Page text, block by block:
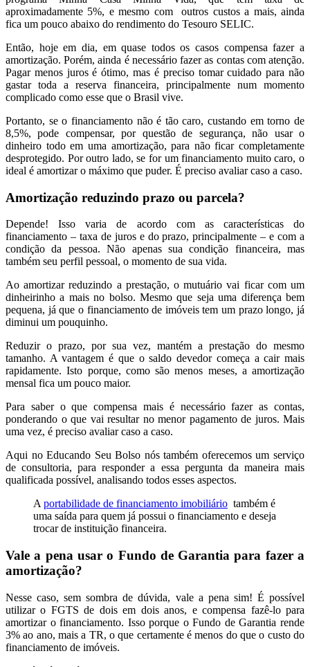
aproximadamente 5%, e mesmo com outros custos a mais, ainda
fica um pouco abaixo do rendimento do Tesouro SELIC.
Então, hoje em dia, em quase todos os casos compensa fazer a
amortização. Porém, ainda é necessário fazer as contas com atenção.
Pagar menos juros é ótimo, mas é preciso tomar cuidado para não
gastar toda a reserva financeira, principalmente num momento
complicado como esse que o Brasil vive.
Portanto, se o financiamento não é tão caro, custando em torno de
8,5%, pode compensar, por questão de segurança, não usar o
dinheiro todo em uma amortização, para não ficar completamente
desprotegido. Por outro lado, se for um financiamento muito caro, o
ideal é amortizar o máximo que puder. É preciso avaliar caso a caso.
Amortização reduzindo prazo ou parcela?
Depende! Isso varia de acordo com as características do
financiamento – taxa de juros e do prazo, principalmente – e com a
condição da pessoa. Não apenas sua condição financeira, mas
também seu perfil pessoal, o momento de sua vida.
Ao amortizar reduzindo a prestação, o mutuário vai ficar com um
dinheirinho a mais no bolso. Mesmo que seja uma diferença bem
pequena, já que o financiamento de imóveis tem um prazo longo, já
diminui um pouquinho.
Reduzir o prazo, por sua vez, mantém a prestação do mesmo
tamanho. A vantagem é que o saldo devedor começa a cair mais
rapidamente. Isto porque, como são menos meses, a amortização
mensal fica um pouco maior.
Para saber o que compensa mais é necessário fazer as contas,
ponderando o que vai resultar no menor pagamento de juros. Mais
uma vez, é preciso avaliar caso a caso.
Aqui no Educando Seu Bolso nós também oferecemos um serviço
de consultoria, para responder a essa pergunta da maneira mais
qualificada possível, analisando todos esses aspectos.
A portabilidade de financiamento imobiliário também é
uma saída para quem já possui o financiamento e deseja
trocar de instituição financeira.
Vale a pena usar o Fundo de Garantia para fazer a
amortização?
Nesse caso, sem sombra de dúvida, vale a pena sim! É possível
utilizar o FGTS de dois em dois anos, e compensa fazê-lo para
amortizar o financiamento. Isso porque o Fundo de Garantia rende
3% ao ano, mais a TR, o que certamente é menos do que o custo do
financiamento de imóveis.